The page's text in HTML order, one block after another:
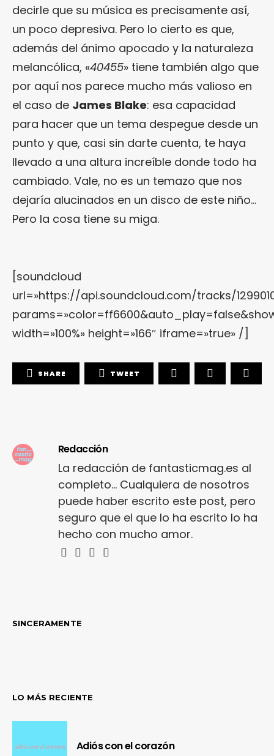
decirle que su música es precisamente así,
un poco depresiva. Pero lo cierto es que,
además del ánimo apocado y la naturaleza
melancólica, «40455» tiene también algo que
por aquí nos parece mucho más valioso en
el caso de James Blake: esa capacidad
para hacer que un tema despegue desde un
punto y que, casi sin darte cuenta, te haya
llevado a una altura increíble donde todo ha
cambiado. Vale, no es un temazo que nos
dejaría alucinados en un disco de este niño…
Pero la cosa tiene su miga.
[soundcloud
url=»https://api.soundcloud.com/tracks/
width=»100%» height=»166″ iframe=»true» /]
SHARE TWEET
Redacción
La redacción de fantasticmag.es al
completo... Cualquiera de nosotros
puede haber escrito este post, pero
seguro que el que lo ha escrito lo ha
hecho con mucho amor.
SINCERAMENTE
LO MÁS RECIENTE
Adiós con el corazón